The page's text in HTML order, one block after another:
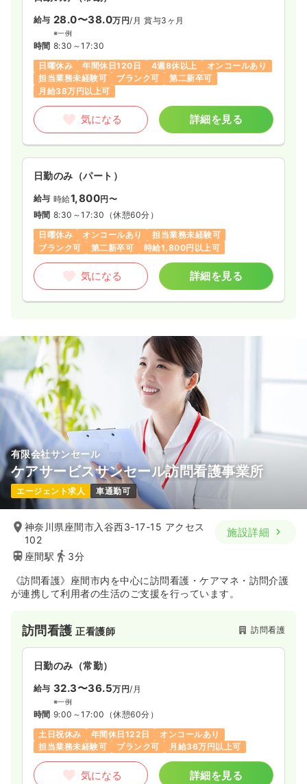
ションのとりやすい職場です。
オープンから間もない事業所ですが、様々なことに挑戦できる
環境や支援が整っております。
給与 28.0〜38.0万円/月 賞与3ヶ月
※一例
時間 8:30～17:30
日曜休み
年間休日120日 4週8休以上
オンコールあり
担当業務未経験可
ブランク可
第二新卒可
月給38万円以上可
気になる 詳細を見る
日勤のみ（パート）
給与 時給1,800円〜
時間 8:30～17:30 （休憩60分）
日曜休み
オンコールあり
担当業務未経験可
ブランク可
第二新卒可 時給1,800円以上可
気になる 詳細を見る
有限会社サンセール
ケアサービスサンセール訪問看護事業所
エージェント求人 車通勤可
神奈川県座間市入谷西3-17-15 アクセス
102
座間駅
3分
施設詳細
《訪問看護》座間市内を中心に訪問看護・ケアマネ・訪問介護
が連携して利用者の生活のご支援を行っています。
訪問看護正看護師 訪問看護
日勤のみ（常勤）
給与 32.3〜36.5万円/月
※一例
時間 9:00～17:00 （休憩60分）
土日祝休み
年間休日122日
オンコールあり
担当業務未経験可
ブランク可 月給36万円以上可
気になる 詳細を見る